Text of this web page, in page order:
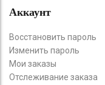
Аккаунт
Восстановить пароль
Изменить пароль
Мои заказы
Отслеживание заказа